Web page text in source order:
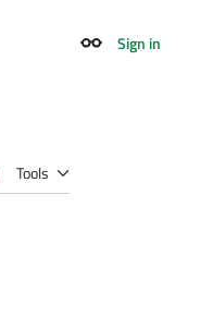
Appearance
Sign in
Tools